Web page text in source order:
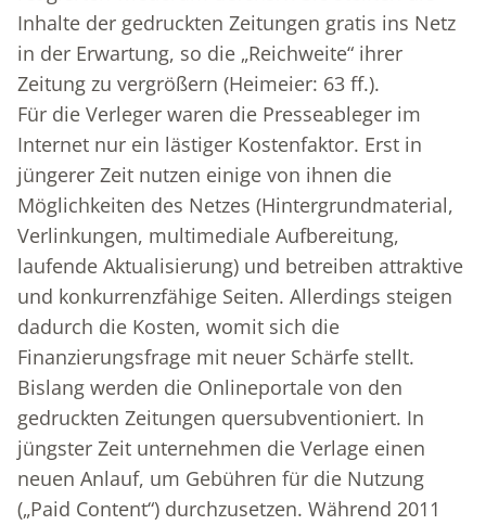
Inhalte der gedruckten Zeitungen gratis ins Netz
in der Erwartung, so die „Reichweite“ ihrer
Zeitung zu vergrößern (Heimeier: 63 ff.).
Für die Verleger waren die Presseableger im
Internet nur ein lästiger Kostenfaktor. Erst in
jüngerer Zeit nutzen einige von ihnen die
Möglichkeiten des Netzes (Hintergrundmaterial,
Verlinkungen, multimediale Aufbereitung,
laufende Aktualisierung) und betreiben attraktive
und konkurrenzfähige Seiten. Allerdings steigen
dadurch die Kosten, womit sich die
Finanzierungsfrage mit neuer Schärfe stellt.
Bislang werden die Onlineportale von den
gedruckten Zeitungen quersubventioniert. In
jüngster Zeit unternehmen die Verlage einen
neuen Anlauf, um Gebühren für die Nutzung
(„Paid Content“) durchzusetzen. Während 2011